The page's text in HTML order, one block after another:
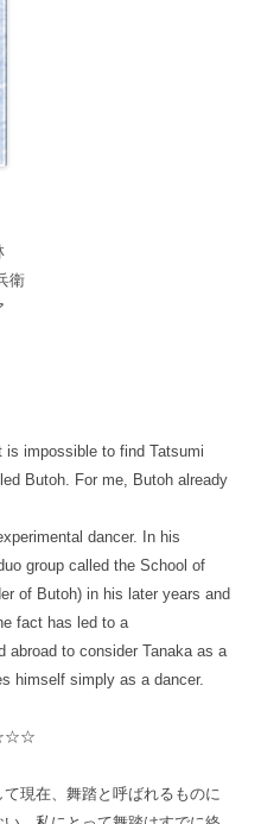
衛
is impossible to find Tatsumi
Butoh. For me, Butoh already
dancer. In his
group called the School of
of Butoh) in his later years and
fact has led to a
abroad to consider Tanaka as a
himself simply as a dancer.
現在、舞踏と呼ばれるものに